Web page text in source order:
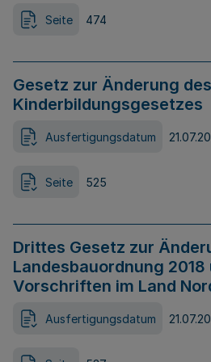
Seite 474
Gesetz zur Änderung des
Kinderbildungsgesetzes
Ausfertigungsdatum
Seite 525
Drittes Gesetz zur
Landesbauordnung
Vorschriften im Land
Ausfertigungsdatum